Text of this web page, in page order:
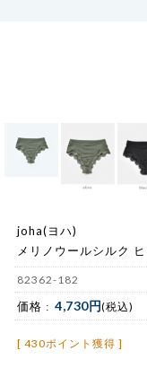
joha(ヨハ)
メリノウールシルク
82362-182
価格 : 4,730円(税込)
[ 430ポイント獲得 ]